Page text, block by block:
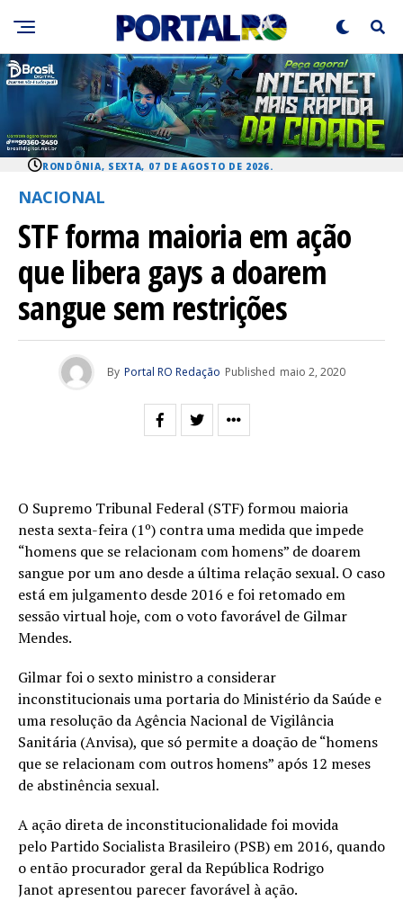
RONDÔNIA, SEXTA, 07 DE AGOSTO DE 2026.
NACIONAL
STF forma maioria em ação
que libera gays a doarem
sangue sem restrições
By Portal RO Redação Published maio 2, 2020
O Supremo Tribunal Federal (STF) formou maioria
nesta sexta-feira (1º) contra uma medida que impede
“homens que se relacionam com homens” de doarem
sangue por um ano desde a última relação sexual. O caso
está em julgamento desde 2016 e foi retomado em
sessão virtual hoje, com o voto favorável de Gilmar
Mendes.
Gilmar foi o sexto ministro a considerar
inconstitucionais uma portaria do Ministério da Saúde e
uma resolução da Agência Nacional de Vigilância
Sanitária (Anvisa), que só permite a doação de “homens
que se relacionam com outros homens” após 12 meses
de abstinência sexual.
A ação direta de inconstitucionalidade foi movida
pelo Partido Socialista Brasileiro (PSB) em 2016, quando
o então procurador geral da República Rodrigo
Janot apresentou parecer favorável à ação.